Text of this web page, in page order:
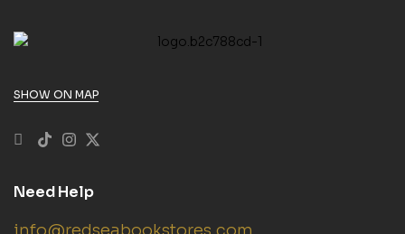
SHOW ON MAP
Need Help